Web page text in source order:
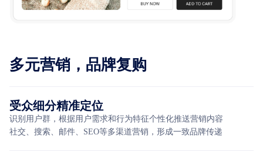
多元营销，品牌复购
受众细分精准定位
识别用户群，根据用户需求和行为特征个性化推送营销内容
社交、搜索、邮件、SEO等多渠道营销，形成一致品牌传递